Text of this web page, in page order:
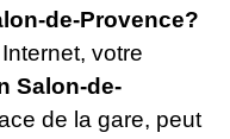
de-Provence?
votre
Salon-de-
de la gare, peut